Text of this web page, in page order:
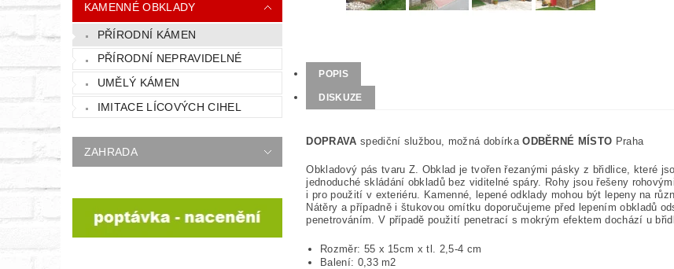
KAMENNÉ OBKLADY
PŘÍRODNÍ KÁMEN
PŘÍRODNÍ NEPRAVIDELNÉ
UMĚLÝ KÁMEN
IMITACE LÍCOVÝCH CIHEL
ZAHRADA
POPIS
DISKUZE
DOPRAVA spediční službou, možná dobírkaODBĚRNÉ MÍSTO Praha
Obkladový pás tvaru Z. Obklad je tvořen řezanými pásky z břidlice, které
jednoduché skládání obkladů bez viditelné spáry. Rohy jsou řešeny
i pro použití v exteriéru. Kamenné, lepené odklady mohou být lepeny na
Nátěry a případně i štukovou omítku doporučujeme před lepením obkladů
penetrováním. V případě použití penetrací s mokrým efektem dochází u
Rozměr: 55 x 15cm x tl. 2,5-4 cm
Balení: 0,33 m2